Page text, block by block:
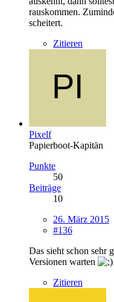
rauskommen.
scheitert.
Zitieren
Pixelf
Papierboot-Kapitän
Punkte
50
Beiträge
10
26. März 2015
#136
Das sieht schon sehr
Versionen warten
Zitieren